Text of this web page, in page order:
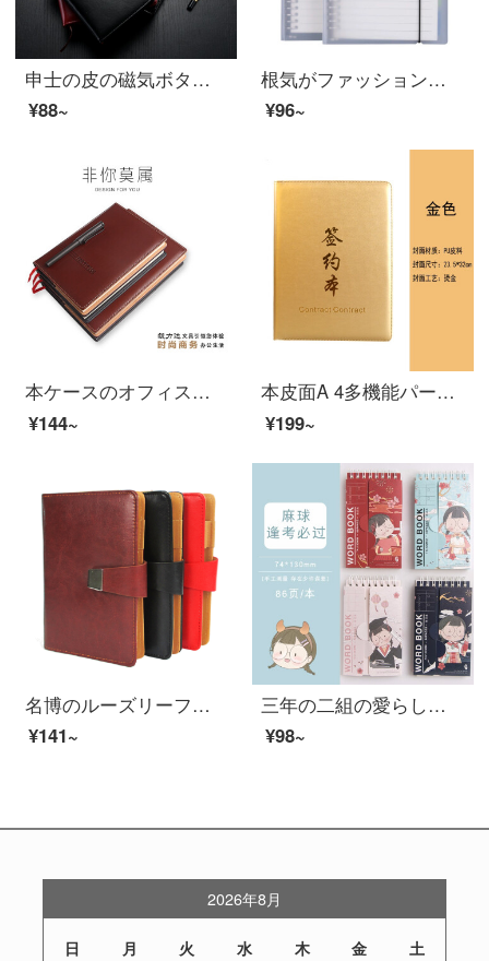
申士の皮の磁気ボタンのノートの執務する会議の記録帳の簡約な大気のビジネスのメモ帳の黒色の50 K
¥88~
根気がファッションノートのインデックスカードに達して、ルーズリーフのカバーA 5/B 5を分類します。100グラムの道林紙の文具PP-852 A 5インデックスブックを取り外します。
¥96~
本ケースのオフィスノートA 5/B 5 100枚ブラウン25 K A 5 MA 3108
¥144~
本皮面A 4多機能パーマファイルビジネス企画契約書金
¥199~
名博のルーズリーフの皮の本の復古のルーズリーフのノートのメモ帳はロゴA 6孔の青い色をカスタマイズすることができます。
¥141~
三年の二組の愛らしい英語単語の記憶本は身につけて持っています。背を遮ることができる単語を持っています。ア-ティファク大学入試の大学院受験A 7単語カードのポケット本小条本ノ-ト子は必ず試験に合格します。
¥98~
2026年8月
日 月 火 水 木 金 土